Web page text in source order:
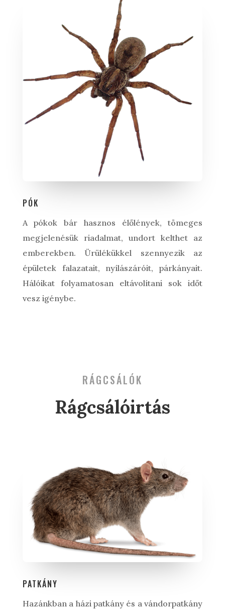
PÓK
A pókok bár hasznos élőlények, tömeges
megjelenésük riadalmat, undort kelthet az
emberekben. Ürülékükkel szennyezik az
épületek falazatait, nyílászáróit, párkányait.
Hálóikat folyamatosan eltávolítani sok időt
vesz igénybe.
RÁGCSÁLÓK
Rágcsálóirtás
PATKÁNY
Hazánkban a házi patkány és a vándorpatkány